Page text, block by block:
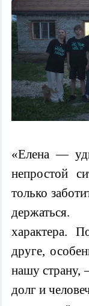
«Елена —
непростой
только
характера.
друге,
нашу страну,
долг и